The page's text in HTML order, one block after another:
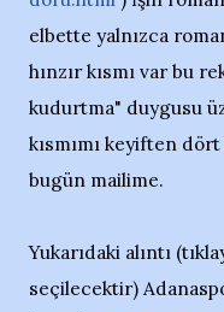
elbette yalnızca
hınzır kısmı var bu
kudurtma" duygusu
kısmımı keyiften
bugün mailime.
Yukarıdaki alıntı
seçilecektir)